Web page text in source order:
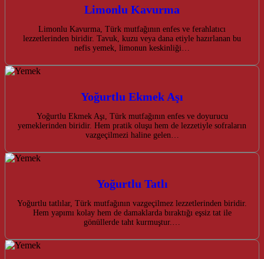
Limonlu Kavurma
Limonlu Kavurma, Türk mutfağının enfes ve ferahlatıcı
lezzetlerinden biridir. Tavuk, kuzu veya dana etiyle hazırlanan bu
nefis yemek, limonun keskinliği…
Yoğurtlu Ekmek Aşı
Yoğurtlu Ekmek Aşı, Türk mutfağının enfes ve doyurucu
yemeklerinden biridir. Hem pratik oluşu hem de lezzetiyle sofraların
vazgeçilmezi haline gelen…
Yoğurtlu Tatlı
Yoğurtlu tatlılar, Türk mutfağının vazgeçilmez lezzetlerinden biridir.
Hem yapımı kolay hem de damaklarda bıraktığı eşsiz tat ile
gönüllerde taht kurmuştur.…